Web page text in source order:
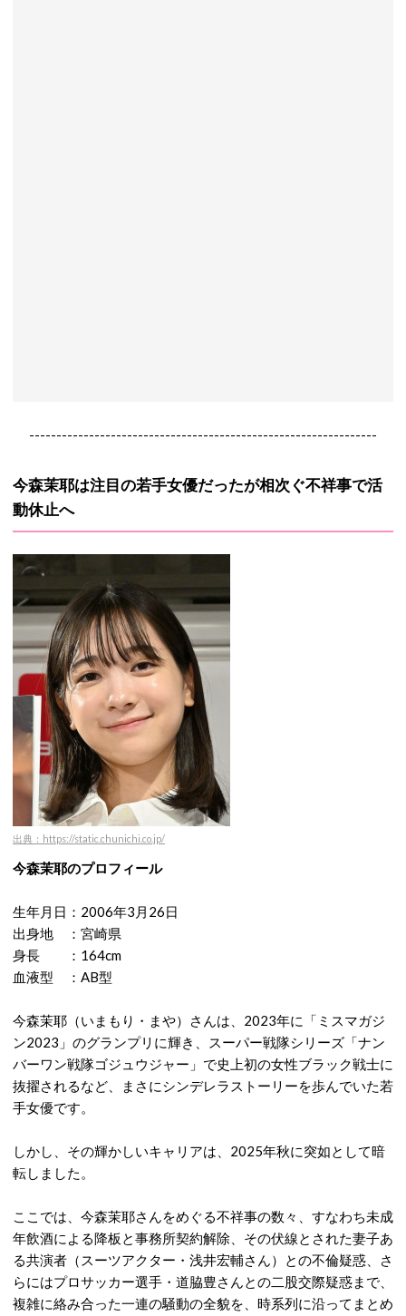
----------------------------------------------------------------
今森茉耶は注目の若手女優だったが相次ぐ不祥事で活
動休止へ
出典：https://static.chunichi.co.jp/
今森茉耶のプロフィール
生年月日：2006年3月26日
出身地 ：宮崎県
身長 ：164cm
血液型 ：AB型
今森茉耶（いまもり・まや）さんは、 2023年に「ミスマガジ
ン2023」のグランプリに輝き、スーパー戦隊シリーズ「ナン
バーワン戦隊ゴジュウジャー」で史上初の女性ブラック戦士に
抜擢されるなど、まさにシンデレラストーリーを歩んでいた若
手女優です。
しかし、その輝かしいキャリアは、2025年秋に突如として暗
転しました。
ここでは、今森茉耶さんをめぐる不祥事の数々、すなわち未成
年飲酒による降板 と事務所契約解除、その伏線とされた妻子あ
る共演者（スーツアクター・浅井宏輔さん）との不倫疑惑、さ
らにはプロサッカー選手・道脇豊さんとの二股交際疑惑まで、
複雑に絡み合った一連の騒動の全貌を、時系列に沿ってまとめ